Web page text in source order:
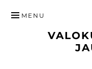
SISÄLTÖÖN
MENU